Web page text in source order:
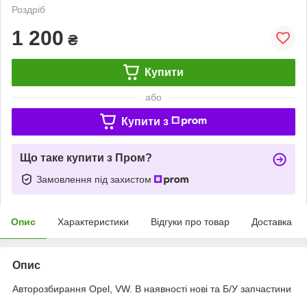
Роздріб
1 200 ₴
Купити
або
Купити з
Що таке купити з Пром?
Замовлення під захистом
Опис Характеристики Відгуки про товар Доставка
Опис
Авторозбирання Opel, VW. В наявності нові та Б/У запчастини